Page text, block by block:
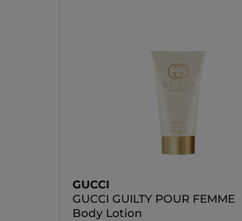
GUCCI
GUCCI GUILTY POUR FEMME
Body Lotion